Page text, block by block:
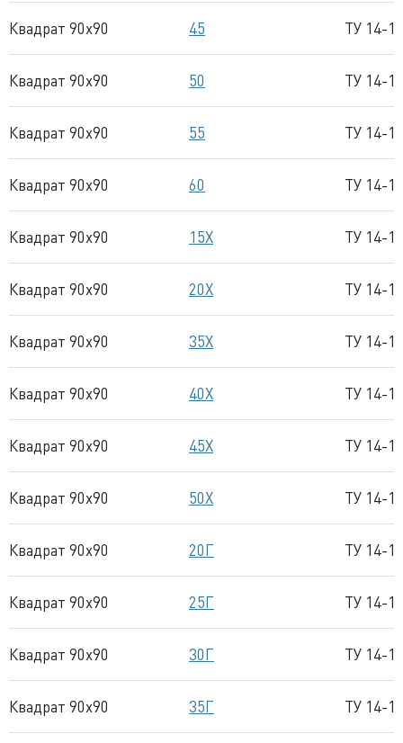
Квадрат 90x90 45 ТУ 14-
Квадрат 90x90 50 ТУ 14-
Квадрат 90x90 55 ТУ 14-
Квадрат 90x90 60 ТУ 14-
Квадрат 90x90 15Х ТУ 14-
Квадрат 90x90 20Х ТУ 14-
Квадрат 90x90 35Х ТУ 14-
Квадрат 90x90 40Х ТУ 14-
Квадрат 90x90 45Х ТУ 14-
Квадрат 90x90 50Х ТУ 14-
Квадрат 90x90 20Г ТУ 14-
Квадрат 90x90 25Г ТУ 14-
Квадрат 90x90 30Г ТУ 14-
Квадрат 90x90 35Г ТУ 14-